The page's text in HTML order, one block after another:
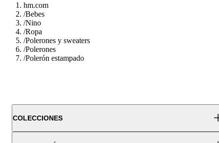
hm.com
/Bebes
/Nino
/Ropa
/Polerones y sweaters
/Polerones
/Polerón estampado
COLECCIONES